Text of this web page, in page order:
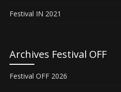
Festival IN 2021
Archives Festival OFF
Festival OFF 2026